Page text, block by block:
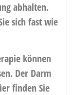
abhalten.
sich fast wie
können
Der Darm
finden Sie